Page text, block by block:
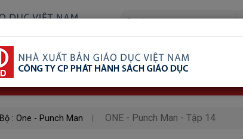
Sản Phẩm Đã Xem Ship COD Trên Toàn
Bộ : One - Punch Man ONE - Punch Man - Tập 14